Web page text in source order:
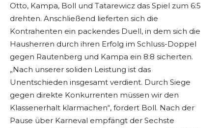
Otto, Kampa, Boll und Tatarewicz das Spiel zum 6:5
drehten. Anschließend lieferten sich die
Kontrahenten ein packendes Duell, in dem sich die
Hausherren durch ihren Erfolg im Schluss-Doppel
gegen Rautenberg und Kampa ein 8:8 sicherten.
„Nach unserer soliden Leistung ist das
Unentschieden insgesamt verdient. Durch Siege
gegen direkte Konkurrenten müssen wir den
Klassenerhalt klarmachen“, fordert Boll. Nach der
Pause über Karneval empfängt der Sechste